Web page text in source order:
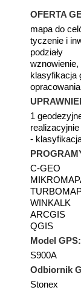
OFERTA
mapa do
tyczenie i
podziały
klasyfikacja
1
-
C-GEO
WINKALK
ARCGIS
QGIS
Model GPS:
S900A
Odbiornik
Stonex